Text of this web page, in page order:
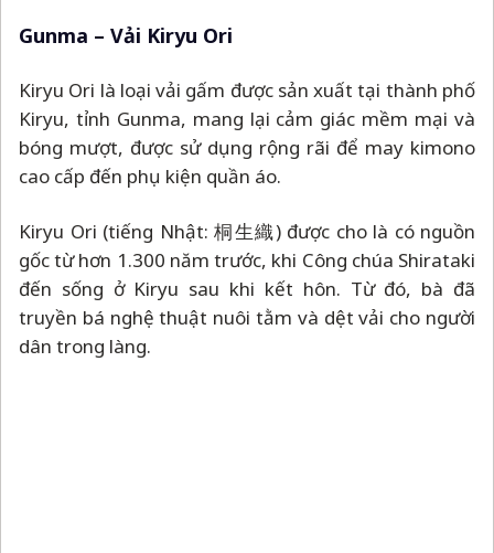
Gunma – Vải Kiryu Ori
Kiryu Ori là loại vải gấm được sản xuất tại thành phố
Kiryu, tỉnh Gunma, mang lại cảm giác mềm mại và
bóng mượt, được sử dụng rộng rãi để may kimono
cao cấp đến phụ kiện quần áo.
Kiryu Ori (tiếng Nhật: 桐生織) được cho là có nguồn
gốc từ hơn 1.300 năm trước, khi Công chúa Shirataki
đến sống ở Kiryu sau khi kết hôn. Từ đó, bà đã
truyền bá nghệ thuật nuôi tằm và dệt vải cho người
dân trong làng.